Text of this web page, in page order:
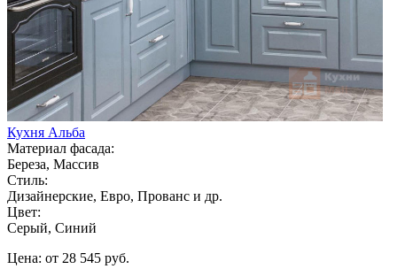
Кухня Альба
Материал фасада:
Береза, Массив
Стиль:
Дизайнерские, Евро, Прованс и др.
Цвет:
Серый, Синий
Цена: от 28 545 руб.